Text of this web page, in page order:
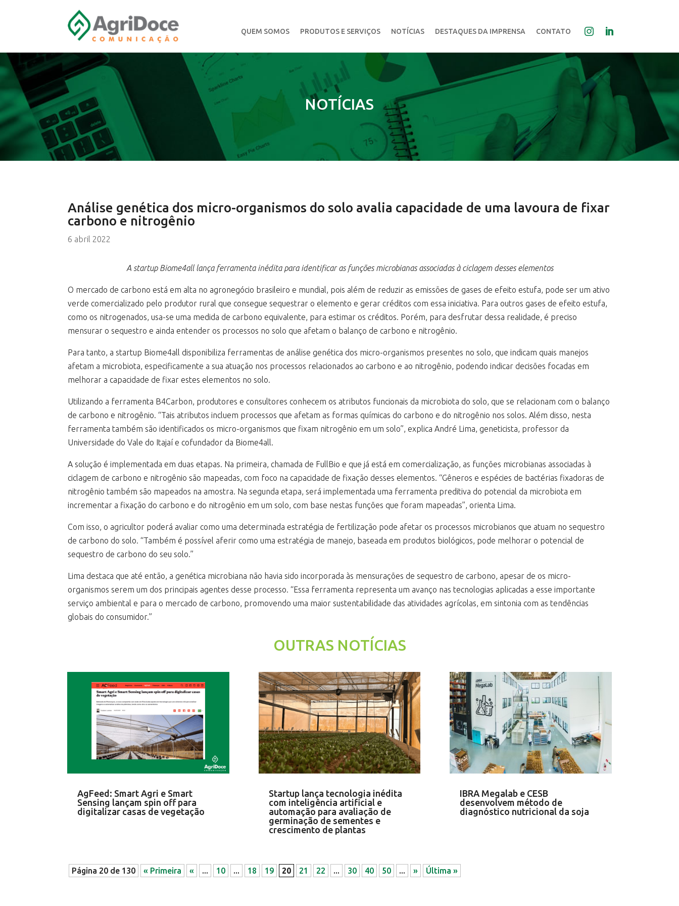
QUEM SOMOS PRODUTOS E SERVIÇOS NOTÍCIAS DESTAQUES DA IMPRENSA CONTATO
NOTÍCIAS
Análise genética dos micro-organismos do solo avalia capacidade de uma lavoura de fixar
carbono e nitrogênio
6 abril 2022
A startup Biome4all lança ferramenta inédita para identificar as funções microbianas associadas à ciclagem desses elementos
O mercado de carbono está em alta no agronegócio brasileiro e mundial, pois além de reduzir as emissões de gases de efeito estufa, pode ser um ativo
verde comercializado pelo produtor rural que consegue sequestrar o elemento e gerar créditos com essa iniciativa. Para outros gases de efeito estufa,
como os nitrogenados, usa-se uma medida de carbono equivalente, para estimar os créditos. Porém, para desfrutar dessa realidade, é preciso
mensurar o sequestro e ainda entender os processos no solo que afetam o balanço de carbono e nitrogênio.
Para tanto, a startup Biome4all disponibiliza ferramentas de análise genética dos micro-organismos presentes no solo, que indicam quais manejos
afetam a microbiota, especificamente a sua atuação nos processos relacionados ao carbono e ao nitrogênio, podendo indicar decisões focadas em
melhorar a capacidade de fixar estes elementos no solo.
Utilizando a ferramenta B4Carbon, produtores e consultores conhecem os atributos funcionais da microbiota do solo, que se relacionam com o balanço
de carbono e nitrogênio. “Tais atributos incluem processos que afetam as formas químicas do carbono e do nitrogênio nos solos. Além disso, nesta
ferramenta também são identificados os micro-organismos que fixam nitrogênio em um solo”, explica André Lima, geneticista, professor da
Universidade do Vale do Itajaí e cofundador da Biome4all.
A solução é implementada em duas etapas. Na primeira, chamada de FullBio e que já está em comercialização, as funções microbianas associadas à
ciclagem de carbono e nitrogênio são mapeadas, com foco na capacidade de fixação desses elementos. “Gêneros e espécies de bactérias fixadoras de
nitrogênio também são mapeados na amostra. Na segunda etapa, será implementada uma ferramenta preditiva do potencial da microbiota em
incrementar a fixação do carbono e do nitrogênio em um solo, com base nestas funções que foram mapeadas”, orienta Lima.
Com isso, o agricultor poderá avaliar como uma determinada estratégia de fertilização pode afetar os processos microbianos que atuam no sequestro
de carbono do solo. “Também é possível aferir como uma estratégia de manejo, baseada em produtos biológicos, pode melhorar o potencial de
sequestro de carbono do seu solo.”
Lima destaca que até então, a genética microbiana não havia sido incorporada às mensurações de sequestro de carbono, apesar de os micro-
organismos serem um dos principais agentes desse processo. “Essa ferramenta representa um avanço nas tecnologias aplicadas a esse importante
serviço ambiental e para o mercado de carbono, promovendo uma maior sustentabilidade das atividades agrícolas, em sintonia com as tendências
globais do consumidor.”
OUTRAS NOTÍCIAS
AgFeed: Smart Agri e Smart
Sensing lançam spin off para
digitalizar casas de vegetação
Startup lança tecnologia inédita
com inteligência artificial e
automação para avaliação de
germinação de sementes e
crescimento de plantas
IBRA Megalab e CESB
desenvolvem método de
diagnóstico nutricional da soja
Página 20 de 130 « Primeira « ... 10 ... 18 19 20 21 22 ... 30 40 50 ... » Última »